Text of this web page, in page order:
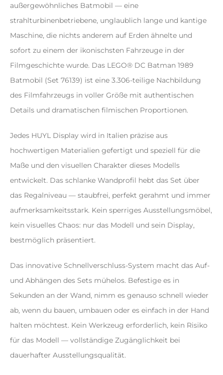
außergewöhnliches Batmobil — eine
strahlturbinenbetriebene, unglaublich lange und kantige
Maschine, die nichts anderem auf Erden ähnelte und
sofort zu einem der ikonischsten Fahrzeuge in der
Filmgeschichte wurde. Das LEGO® DC Batman 1989
Batmobil (Set 76139) ist eine 3.306-teilige Nachbildung
des Filmfahrzeugs in voller Größe mit authentischen
Details und dramatischen filmischen Proportionen.
Jedes HUYL Display wird in Italien präzise aus
hochwertigen Materialien gefertigt und speziell für die
Maße und den visuellen Charakter dieses Modells
entwickelt. Das schlanke Wandprofil hebt das Set über
das Regalniveau — staubfrei, perfekt gerahmt und immer
aufmerksamkeitsstark. Kein sperriges Ausstellungsmöbel,
kein visuelles Chaos: nur das Modell und sein Display,
bestmöglich präsentiert.
Das innovative Schnellverschluss-System macht das Auf-
und Abhängen des Sets mühelos. Befestige es in
Sekunden an der Wand, nimm es genauso schnell wieder
ab, wenn du bauen, umbauen oder es einfach in der Hand
halten möchtest. Kein Werkzeug erforderlich, kein Risiko
für das Modell — vollständige Zugänglichkeit bei
dauerhafter Ausstellungsqualität.